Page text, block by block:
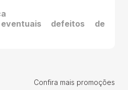
defeitos de
Confira mais promoções